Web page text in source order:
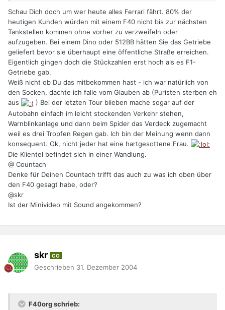
Schau Dich doch um wer heute alles Ferrari fährt. 80% der
heutigen Kunden würden mit einem F40 nicht bis zur nächsten
Tankstellen kommen ohne vorher zu verzweifeln oder
aufzugeben. Bei einem Dino oder 512BB hätten Sie das Getriebe
geliefert bevor sie überhaupt eine öffentliche Straße erreichen.
Eigentlich gingen doch die Stückzahlen erst hoch als es F1-
Getriebe gab.
Weiß nicht ob Du das mitbekommen hast - ich war natürlich von
den Socken, dachte ich falle vom Glauben ab (Puristen sterben eh
aus
) Bei der letzten Tour blieben mache sogar auf der
Autobahn einfach im leicht stockenden Verkehr stehen,
Warnblinkanlage und dann beim Spider das Verdeck zugemacht
weil es drei Tropfen Regen gab. Ich bin der Meinung wenn dann
konsequent. Ok, nicht jeder hat eine hartgesottene Frau.
Die Klientel befindet sich in einer Wandlung.
@ Countach
Denke für Deinen Countach trifft das auch zu was ich oben über
den F40 gesagt habe, oder?
@skr
Ist der Minivideo mit Sound angekommen?
skr CO
Geschrieben 31. Dezember 2004
F40org schrieb: